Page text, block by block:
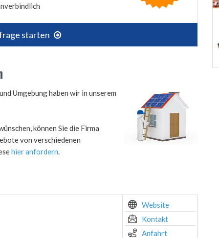
starten
Umgebung haben wir in unserem
können Sie die Firma
von verschiedenen
hier anfordern.
Website
Kontakt
Anfahrt